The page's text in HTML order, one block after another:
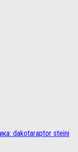
dakotaraptor steini